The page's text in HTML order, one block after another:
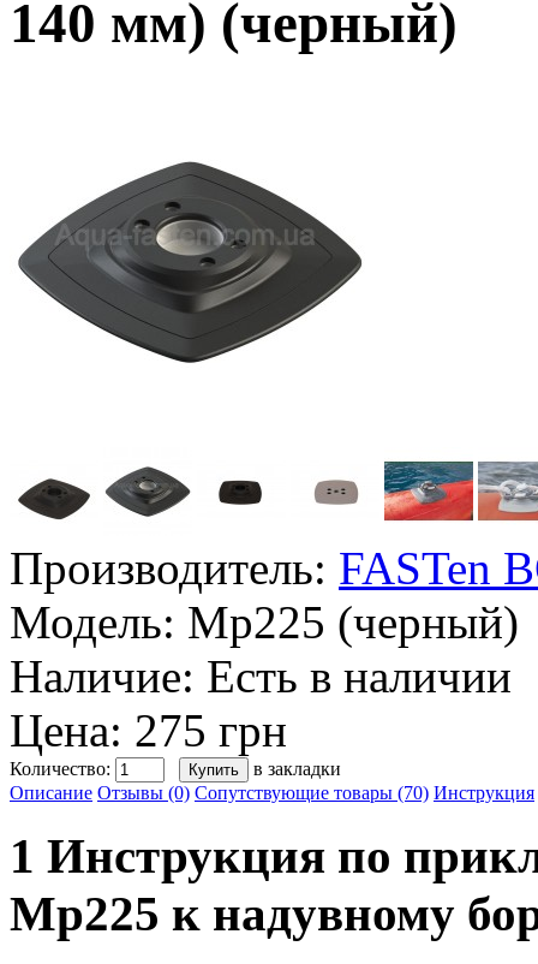
140 мм) (черный)
Производитель: FASTen
Модель: Mp225 (черный)
Наличие: Есть в наличии
Цена: 275 грн
Количество:
в закладки
Описание Отзывы (0) Сопутствующие товары (70) Инструкция
1 Инструкция по
Mp225 к надувному